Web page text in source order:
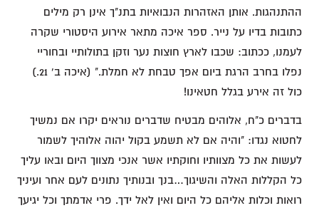
ההתנהגות. אותן האזהרות הנבואיות בתנ"ך אינן רק מילים
כתובות בדיו על נייר. ספר איכה מתאר אירוע היסטורי שקרה
לעמנו, ככתוב: שכבו לארץ חוצות נער וזקן בתולותיי ובחוריי
נפלו בחרב הרגת ביום אפך טבחת לא חמלת." (איכה ב' 21.)
כול זה אירע בגלל חטאינו!
בדברים כ"ח, אלוהים מבטיח שדברים נוראים יקרו אם נמשיך
לחטוא נגדו: "והיה אם לא תשמע בקול יהוה אלוהיך לשמור
לעשות את כל מצוותיו וחוקתיו אשר אנכי מצווך היום ובאו עליך
כל הקללות האלה והשיגוך…בנך ובנותיך נתונים לעם אחר ועיניך
רואות וכלות אליהם כל היום ואין לאל ידך. פרי אדמתך וכל יגיעך